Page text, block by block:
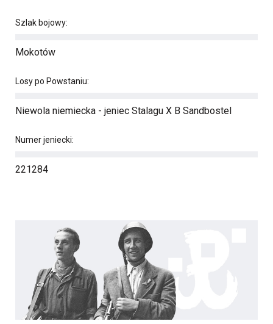
Szlak bojowy:
Mokotów
Losy po Powstaniu:
Niewola niemiecka - jeniec Stalagu X B Sandbostel
Numer jeniecki:
221284